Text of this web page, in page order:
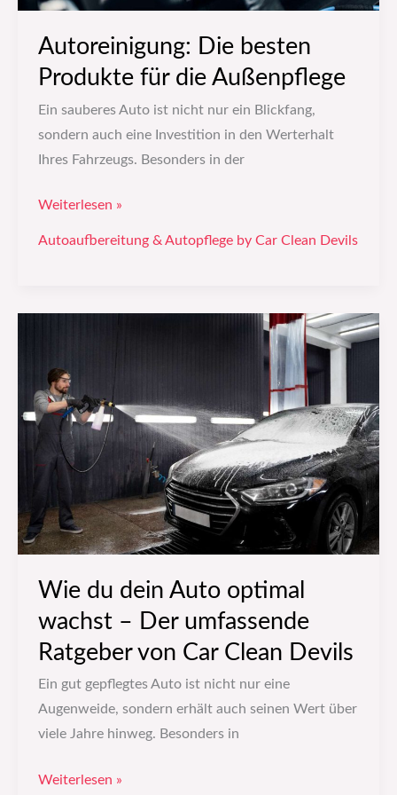
Autoreinigung: Die besten
Produkte für die Außenpflege
Ein sauberes Auto ist nicht nur ein Blickfang,
sondern auch eine Investition in den Werterhalt
Ihres Fahrzeugs. Besonders in der
Weiterlesen »
Autoaufbereitung & Autopflege by Car Clean Devils
Wie du dein Auto optimal
wachst – Der umfassende
Ratgeber von Car Clean Devils
Ein gut gepflegtes Auto ist nicht nur eine
Augenweide, sondern erhält auch seinen Wert über
viele Jahre hinweg. Besonders in
dein
Auto
optimal
wachst
umfassende
Ratgeber
Car
Clean
Devils
Weiterlesen »